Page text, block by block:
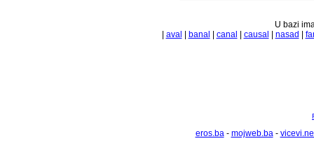
U bazi
aval banal canal causal nasad
eros.ba- mojweb.ba-